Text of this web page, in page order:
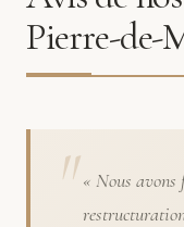
Pierre-de-
« Nous avons